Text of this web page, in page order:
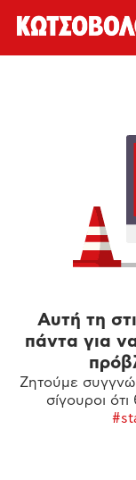
Αυτή τη
πάντα για
Ζητούμε
σίγουροι